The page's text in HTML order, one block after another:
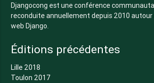
Djangocong est une conférence
reconduite annuellement depuis 2010
web Django.
Éditions précédentes
Lille 2018
Toulon 2017